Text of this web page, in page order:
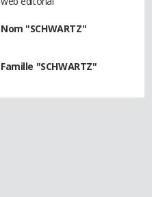
Nom "SCHWARTZ"
Famille "SCHWARTZ"